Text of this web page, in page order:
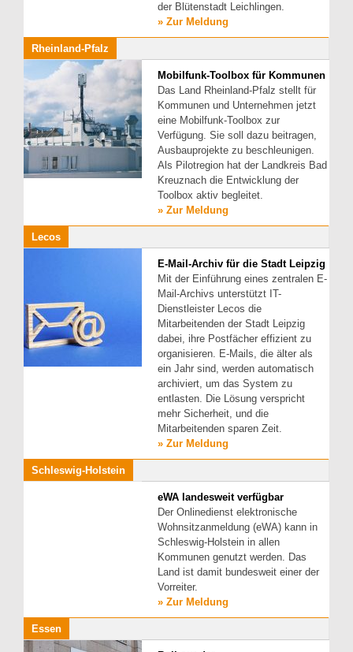
der Blütenstadt Leichlingen.
» Zur Meldung
Rheinland-Pfalz
Mobilfunk-Toolbox für Kommunen
Das Land Rheinland-Pfalz stellt für
Kommunen und Unternehmen jetzt
eine Mobilfunk-Toolbox zur
Verfügung. Sie soll dazu beitragen,
Ausbauprojekte zu beschleunigen.
Als Pilotregion hat der Landkreis Bad
Kreuznach die Entwicklung der
Toolbox aktiv begleitet.
» Zur Meldung
Lecos
E-Mail-Archiv für die Stadt Leipzig
Mit der Einführung eines zentralen E-
Mail-Archivs unterstützt IT-
Dienstleister Lecos die
Mitarbeitenden der Stadt Leipzig
dabei, ihre Postfächer effizient zu
organisieren. E-Mails, die älter als
ein Jahr sind, werden automatisch
archiviert, um das System zu
entlasten. Die Lösung verspricht
mehr Sicherheit, und die
Mitarbeitenden sparen Zeit.
» Zur Meldung
Schleswig-Holstein
eWA landesweit verfügbar
Der Onlinedienst elektronische
Wohnsitzanmeldung (eWA) kann in
Schleswig-Holstein in allen
Kommunen genutzt werden. Das
Land ist damit bundesweit einer der
Vorreiter.
» Zur Meldung
Essen